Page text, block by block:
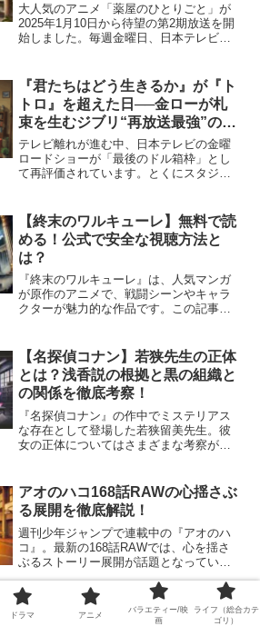
大人気のアニメ「薬屋のひとりごと」が
2025年1月10日から待望の第2期放送を開
始しました。毎週金曜日、日本テレビ系
しまう方も多いはず。そこで本記事で
は...
『君たちはどう生きるか』が『ト
トロ』を超えた日──金ローが札
束を生むジブリ“再放送最強”の真
実とは？
テレビ離れが進む中、日本テレビの金曜
ロードショーが「最後のドル箱枠」とし
て再評価されています。とくにスタジオ
『君たちはどう生きるか』は、『トト
ロ』や『千と千尋』を超える驚...
【終末のワルキューレ】無料で読
める！公式で安全な視聴方法と
は？
『終末のワルキューレ』は、人気マンガ
が原作のアニメで、戦闘シーンやキャラ
クターが魅力的な作品です。この記事で
す。安全に視聴するためのポイントや、
利用できる無料プラットフ...
【名探偵コナン】若狭先生の正体
とは？浅香説の根拠と黒の組織と
の関係を徹底考察！
『名探偵コナン』の作中でミステリアス
な存在として登場した若狭留美先生。彼
女の正体についてはさまざまな考察が飛
過去、黒の組織との関係、そして彼女の
真の目的とは？この記事では...
アオのハコ168話RAWの心揺さぶ
る展開を徹底解説！
週刊少年ジャンプで連載中の『アオのハ
コ』。最新の168話RAWでは、心を揺さ
ぶるストーリー展開が話題となっていま
す。主人公たちの葛藤や成長が描かれる
中で、物語はどのような方向に進んでい
くのでしょうか。この記事では、168話の
RAW内容を中心...
ドラマ アニメ
バラエティー/映
画
ライフ（総合カテ
ゴリ）